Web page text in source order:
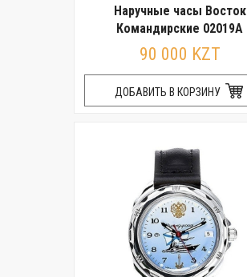
Наручные часы Восток
Командирские 02019А
90 000 KZT
ДОБАВИТЬ В КОРЗИНУ